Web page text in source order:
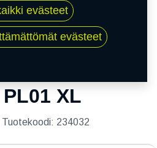
SNOWLINK PL01 XL
XL
Tuotekoodi: 234032
evästeet
evästeet